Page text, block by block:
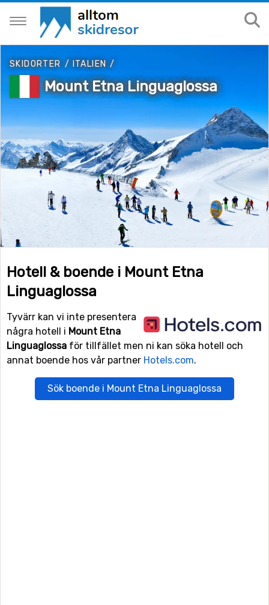
SKIDORTER /ITALIEN/
Mount Etna Linguaglossa
Hotell & boende i Mount Etna
Linguaglossa
Tyvärr kan vi inte presentera
några hotell i Mount Etna
Linguaglossa för tillfället men ni kan söka hotell och
annat boende hos vår partner Hotels.com.
Sök boende i Mount Etna Linguaglossa